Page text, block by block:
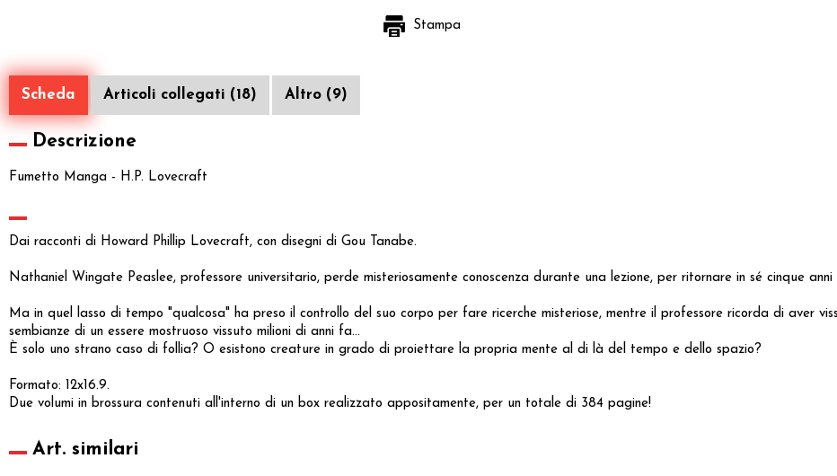
Stampa
Scheda Articoli collegati (18) Altro (9)
Descrizione
Fumetto Manga - H.P. Lovecraft
Dai racconti di Howard Phillip Lovecraft, con disegni di Gou Tanabe.
Nathaniel Wingate Peaslee, professore universitario, perde misteriosamente conoscenza durante una lezione, per ritornare in sé cinque
Ma in quel lasso di tempo "qualcosa" ha preso il controllo del suo corpo per fare ricerche misteriose, mentre il professore ricorda di aver
sembianze di un essere mostruoso vissuto milioni di anni fa...
È solo uno strano caso di follia? O esistono creature in grado di proiettare la propria mente al di là del tempo e dello spazio?
Formato: 12x16.9.
Due volumi in brossura contenuti all'interno di un box realizzato appositamente, per un totale di 384 pagine!
Art. similari